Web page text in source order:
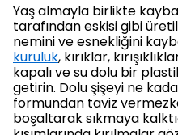
Yaş almayla birlikte
tarafından eskisi gibi
nemini ve esnekliğini
kuruluk, kırıklar,
kapalı ve su dolu bir
getirin. Dolu şişeyi ne kadar
formundan taviz
boşaltarak sıkmaya